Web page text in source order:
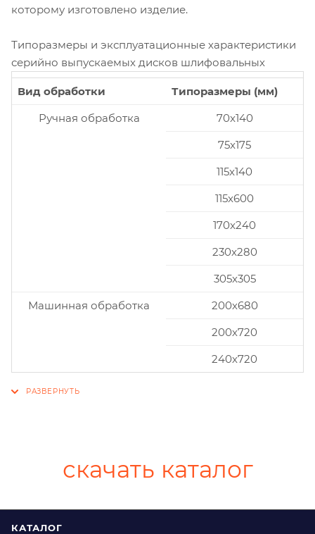
которому изготовлено изделие.
Типоразмеры и эксплуатационные характеристики
серийно выпускаемых дисков шлифовальных
Вид обработки
Типоразмеры (мм)
Ручная обработка
70x140
75x175
115x140
115x600
170x240
230x280
305x305
Машинная обработка
200х680
200х720
240х720
скачать каталог
КАТАЛОГ